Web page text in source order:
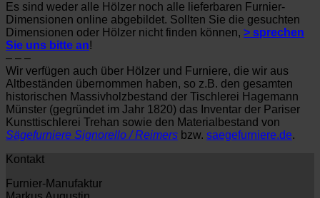
Es sind weder alle Hölzer noch alle lieferbaren Furnier-
Dimensionen online abgebildet. Sollten Sie die gesuchten
Dimensionen oder Hölzer nicht finden können, > sprechen
Sie uns bitte an!
– – –
Wir verfügen auch über Hölzer und Furniere, die wir aus
Altbeständen übernommen haben, so z.B. den gesamten
historischen Massivholzbestand der Tischlerei Hagemann
Münster (gegründet im Jahr 1820) das Inventar der Pariser
Kunsttischlerei Trehan sowie den Materialbestand von
Sägefurniere Signorello / Reimers bzw. saegefurniere.de.
Kontakt
Furnier-Manufaktur